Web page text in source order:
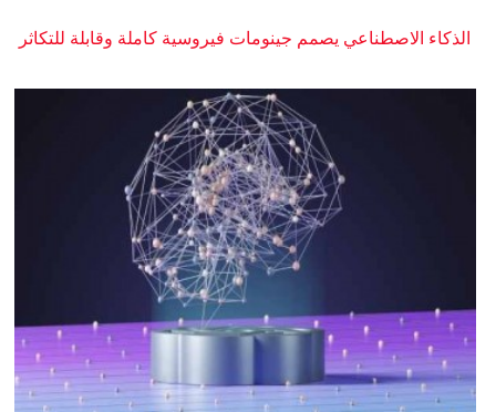
الذكاء الاصطناعي يصمم جينومات فيروسية كاملة وقابلة للتكاثر